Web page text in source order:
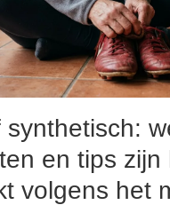
synthetisch:
en tips zijn
volgens het